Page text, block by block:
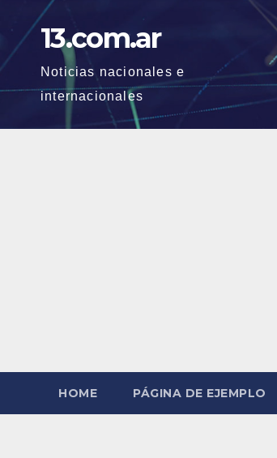
content
13.com.ar
Noticias nacionales e
internacionales
HOME PÁGINA DE EJEMPLO